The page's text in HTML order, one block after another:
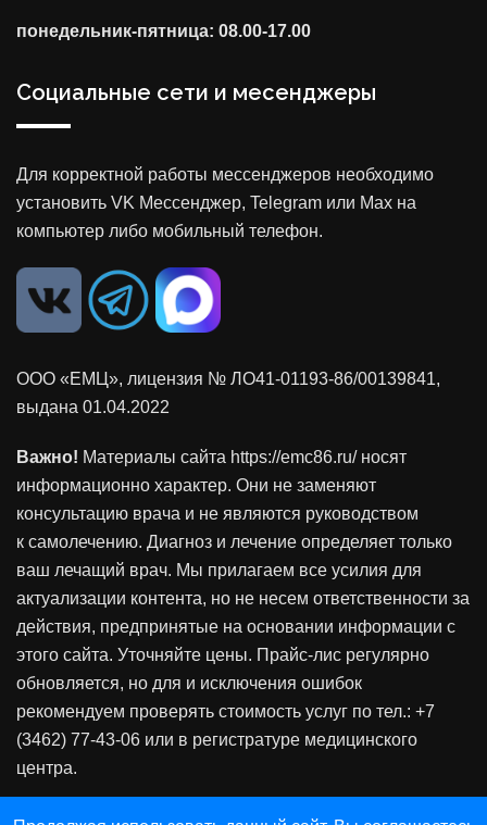
понедельник-пятница: 08.00-17.00
Социальные сети и месенджеры
Для корректной работы мессенджеров необходимо
установить VK Мессенджер, Telegram или Max на
компьютер либо мобильный телефон.
ООО «ЕМЦ», лицензия № ЛО41-01193-86/00139841,
выдана 01.04.2022
Важно! Материалы сайта https://emc86.ru/ носят
информационно характер. Они не заменяют
консультацию врача и не являются руководством
к самолечению. Диагноз и лечение определяет только
ваш лечащий врач. Мы прилагаем все усилия для
актуализации контента, но не несем ответственности за
действия, предпринятые на основании информации с
этого сайта. Уточняйте цены. Прайс-лис регулярно
обновляется, но для и исключения ошибок
рекомендуем проверять стоимость услуг по тел.: +7
(3462) 77-43-06 или в регистратуре медицинского
центра.